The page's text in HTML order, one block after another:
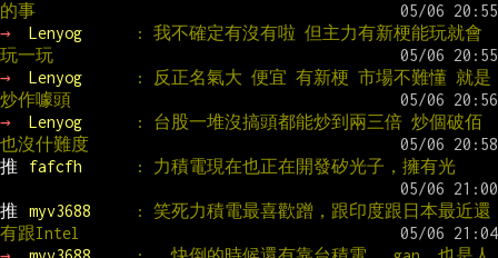
的事
→
Lenyog
: 我不確定有沒有啦 但主力有新梗能玩就會
玩一玩
→
Lenyog
: 反正名氣大 便宜 有新梗 市場不難懂 就是
炒作噱頭
→
Lenyog
: 台股一堆沒搞頭都能炒到兩三倍 炒個破佰
也沒什難度
推
fafcfh : 力積電現在也正在開發矽光子，擁有光
推 myv3688
: 笑死力積電最喜歡蹭，跟印度跟日本最近還
有跟Intel